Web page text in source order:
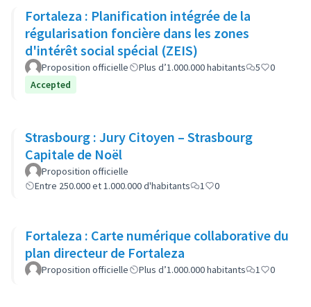
Fortaleza : Planification intégrée de la
régularisation foncière dans les zones
d'intérêt social spécial (ZEIS)
Proposition officielle Plus d’1.000.000 habitants 5
0
Accepted
Strasbourg : Jury Citoyen – Strasbourg
Capitale de Noël
Proposition officielle
Entre 250.000 et 1.000.000 d'habitants
1 0
Fortaleza : Carte numérique collaborative du
plan directeur de Fortaleza
Proposition officielle Plus d’1.000.000 habitants 1 0